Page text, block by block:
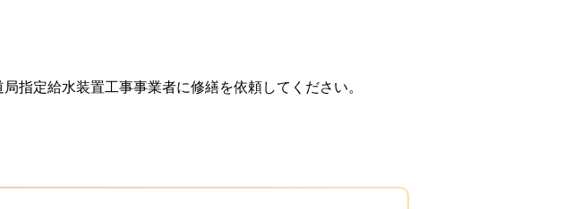
指定給水装置工事事業者に修繕を依頼してください。